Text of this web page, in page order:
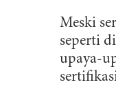
Meski
seperti
upaya-